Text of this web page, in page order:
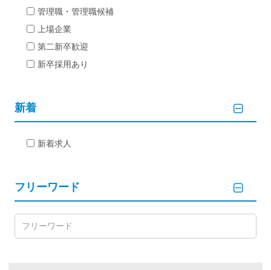
管理職・管理職候補
上場企業
第二新卒歓迎
新卒採用あり
新着
新着求人
フリーワード